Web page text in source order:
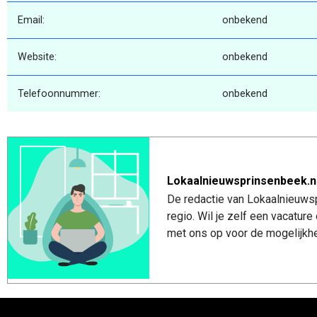
Email: onbekend
Website: onbekend
Telefoonnummer: onbekend
De redactie van
regio. Wil je zelf een
met ons op voor de